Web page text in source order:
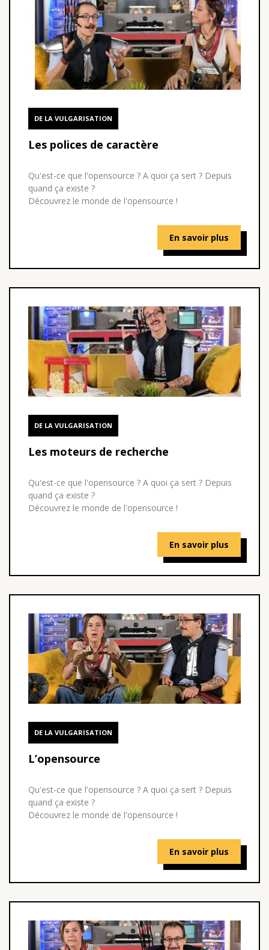
DE LA VULGARISATION
Les polices de caractère
Qu'est-ce que l'opensource ? A quoi ça sert ? Depuis
quand ça existe ?
Découvrez le monde de l'opensource !
En savoir plus
DE LA VULGARISATION
Les moteurs de recherche
Qu'est-ce que l'opensource ? A quoi ça sert ? Depuis
quand ça existe ?
Découvrez le monde de l'opensource !
En savoir plus
DE LA VULGARISATION
L’opensource
Qu'est-ce que l'opensource ? A quoi ça sert ? Depuis
quand ça existe ?
Découvrez le monde de l'opensource !
En savoir plus